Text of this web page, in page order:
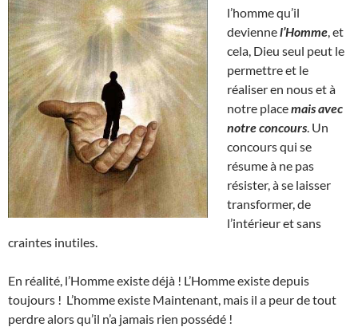
l’homme qu’il
deviennel’Homme , et
cela, Dieu seul peut le
permettre et le
réaliser en nous et à
notre placemais avec
notre concours . Un
concours qui se
résume à ne pas
résister, à se laisser
transformer, de
l’intérieur et sans
craintes inutiles.
En réalité, l’Homme existe déjà ! L’Homme existe depuis
toujours ! L’homme existe Maintenant, mais il a peur de tout
perdre alors qu’il n’a jamais rien possédé !